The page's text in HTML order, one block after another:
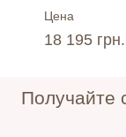
Цена
18 195 грн.
Получайте